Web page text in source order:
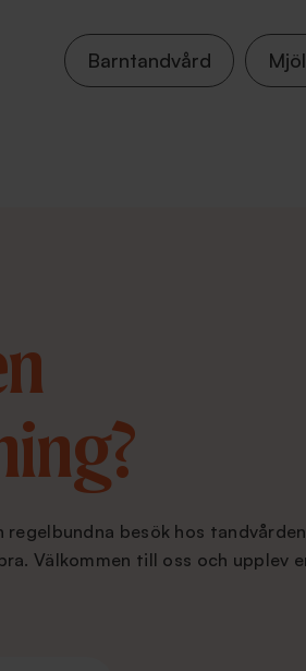
Barntandvård
besök hos
Välkommen till oss och upplev